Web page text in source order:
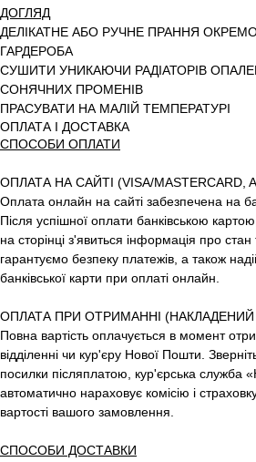
ДОГЛЯД
ДЕЛІКАТНЕ АБО РУЧНЕ ПРАННЯ
ГАРДЕРОБА
СУШИТИ УНИКАЮЧИ РАДІАТОРІВ
СОНЯЧНИХ ПРОМЕНІВ
ПРАСУВАТИ НА МАЛІЙ ТЕМПЕРАТУРІ
ОПЛАТА І ДОСТАВКА
СПОСОБИ ОПЛАТИ
ОПЛАТА НА САЙТІ (VISA/MASTERCARD,
Оплата онлайн на сайті забезпечена на
Після успішної оплати банківською
на сторінці з'явиться інформація про стан
гарантуємо безпеку платежів, а також
банківської карти при оплаті онлайн.
ОПЛАТА ПРИ ОТРИМАННІ (НАКЛАДЕНИЙ
Повна вартість оплачується в момент
відділенні чи кур'єру Нової Пошти.
посилки післяплатою, кур'єрська служба
автоматично нараховує комісію і
вартості вашого замовлення.
СПОСОБИ ДОСТАВКИ